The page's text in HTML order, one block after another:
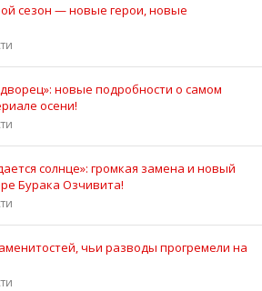
сезон — новые герои, новые
новые подробности о самом
осени!
солнце»: громкая замена и новый
Бурака Озчивита!
чьи разводы прогремели на